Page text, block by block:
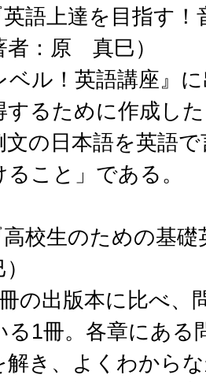
語上達を目指す！
者：原 真巳）
ベル！英語講座』
するために作成し
文の日本語を英語
こと」である。
校生のための基礎
の出版本に比べ、
る1冊。各章にある
解き、よくわから